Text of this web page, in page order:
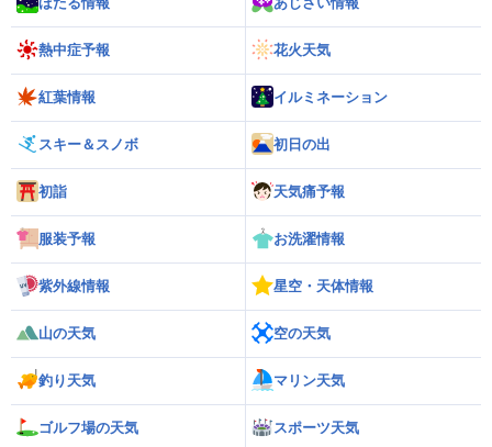
熱中症予報 花火天気
紅葉情報 イルミネーション
スキー＆スノボ 初日の出
初詣 天気痛予報
服装予報 お洗濯情報
紫外線情報 星空・天体情報
山の天気 空の天気
釣り天気 マリン天気
ゴルフ場の天気 スポーツ天気